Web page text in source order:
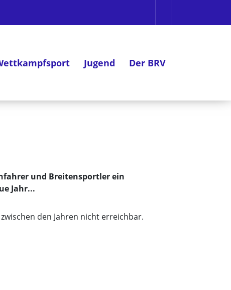
Jugend Der BRV
und Breitensportler ein
Jahr...
den Jahren nicht erreichbar.